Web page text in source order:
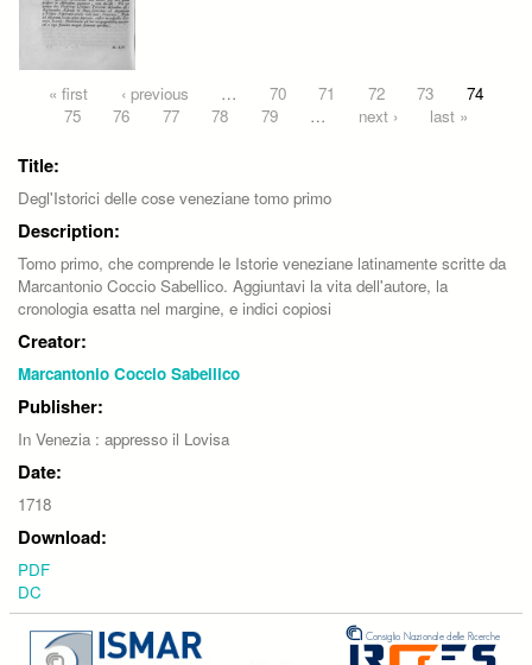
Pages
« first ‹ previous … 70 71 72 73
74
75
76 77 78 79 … next › last »
Title:
Degl'Istorici delle cose veneziane tomo primo
Description:
Tomo primo, che comprende le Istorie veneziane latinamente scritte da
Marcantonio Coccio Sabellico. Aggiuntavi la vita dell'autore, la
cronologia esatta nel margine, e indici copiosi
Creator:
Marcantonio Coccio Sabellico
Publisher:
In Venezia : appresso il Lovisa
Date:
1718
Download:
PDF
DC